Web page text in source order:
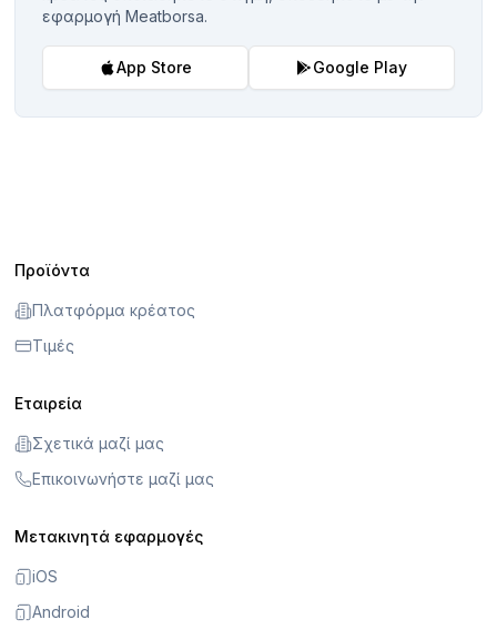
εφαρμογή Meatborsa.
App Store Google Play
Προϊόντα
Πλατφόρμα κρέατος
Τιμές
Εταιρεία
Σχετικά μαζί μας
Επικοινωνήστε μαζί μας
Μετακινητά εφαρμογές
iOS
Android